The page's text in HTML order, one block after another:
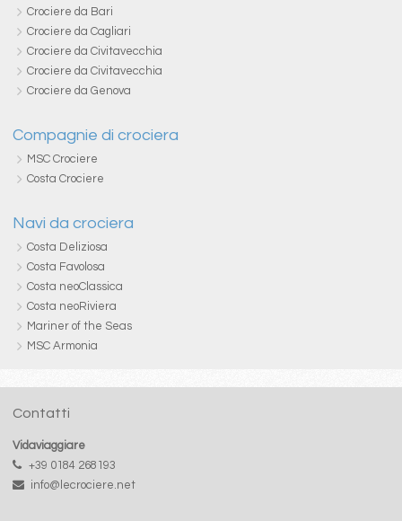
Crociere da Bari
Crociere da Cagliari
Crociere da Civitavecchia
Crociere da Civitavecchia
Crociere da Genova
Compagnie di crociera
MSC Crociere
Costa Crociere
Navi da crociera
Costa Deliziosa
Costa Favolosa
Costa neoClassica
Costa neoRiviera
Mariner of the Seas
MSC Armonia
Contatti
Vidaviaggiare
+39 0184 268193
info@lecrociere.net